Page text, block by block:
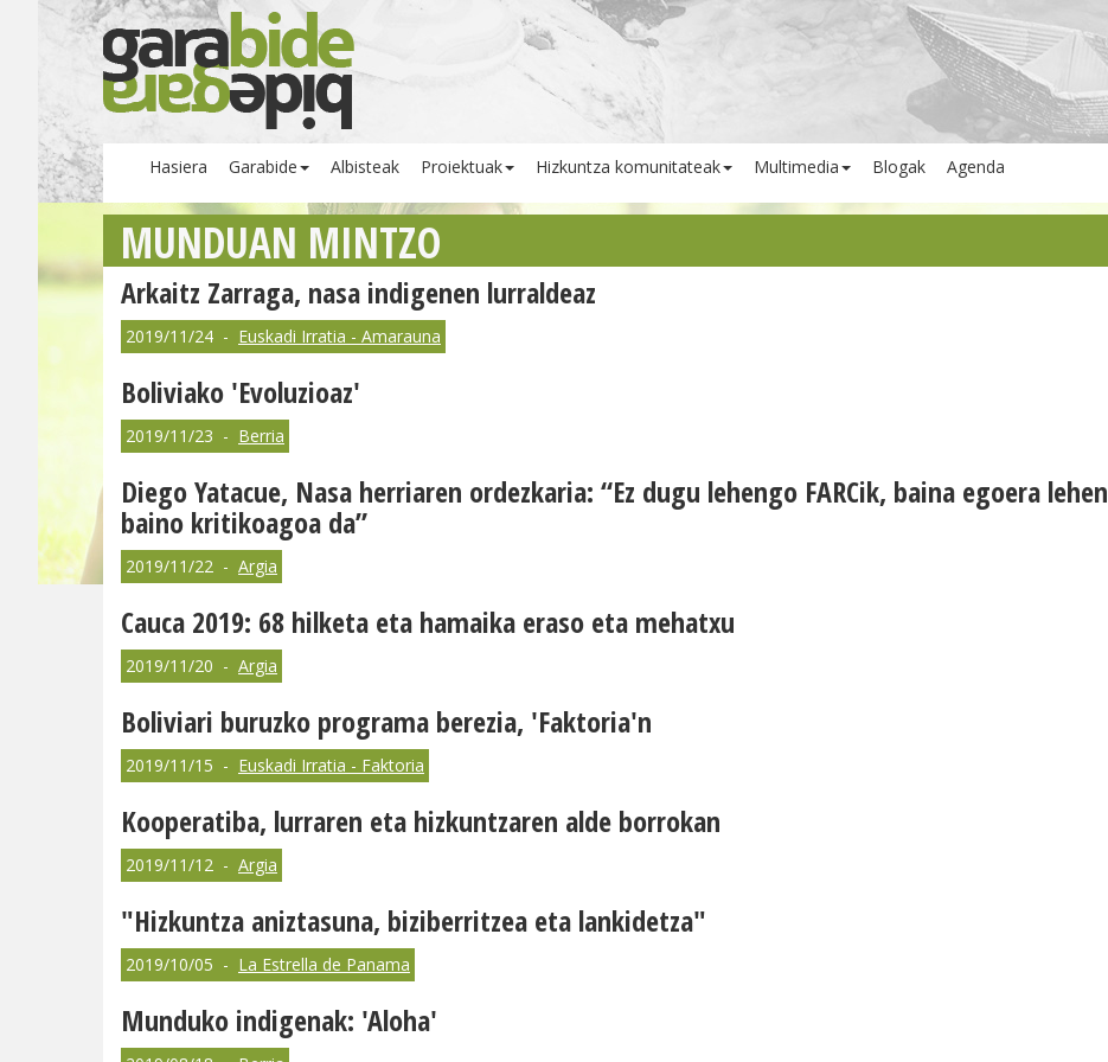
Hasiera Garabide Albisteak Proiektuak Hizkuntza komunitateak Multimedia Blogak Agenda
MUNDUAN MINTZO
Arkaitz Zarraga, nasa indigenen lurraldeaz
2019/11/24 - Euskadi Irratia - Amarauna
Boliviako 'Evoluzioaz'
2019/11/23 - Berria
Diego Yatacue, Nasa herriaren ordezkaria: “Ez dugu lehengo FARCik, baina egoera lehen
baino kritikoagoa da”
2019/11/22 - Argia
Cauca 2019: 68 hilketa eta hamaika eraso eta mehatxu
2019/11/20 - Argia
Boliviari buruzko programa berezia, 'Faktoria'n
2019/11/15 - Euskadi Irratia - Faktoria
Kooperatiba, lurraren eta hizkuntzaren alde borrokan
2019/11/12 - Argia
"Hizkuntza aniztasuna, biziberritzea eta lankidetza"
2019/10/05 - La Estrella de Panama
Munduko indigenak: 'Aloha'